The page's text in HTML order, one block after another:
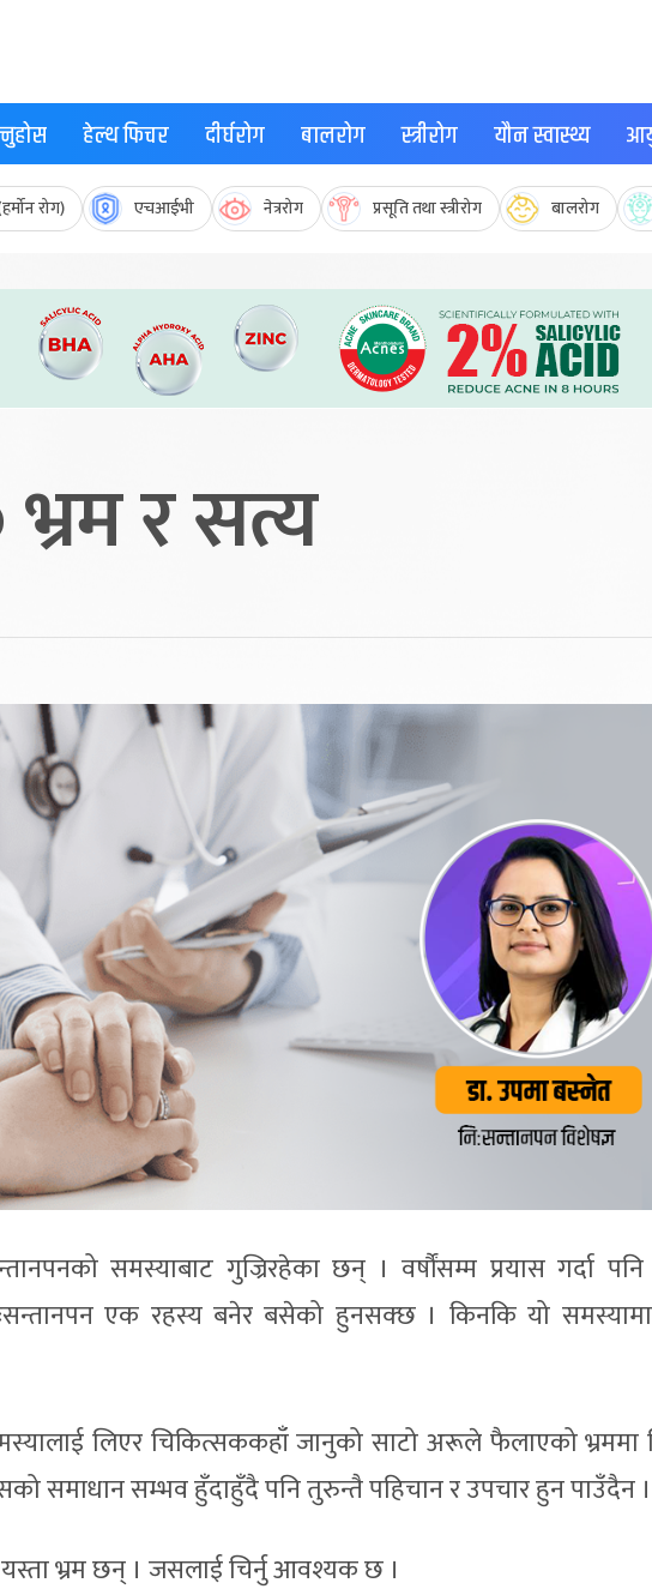
हेल्थ फिचर दीर्घरोग बालरोग स्त्रीरोग यौन स्वास्थ्य
रोग) एचआईभी नेत्ररोग प्रसूति तथा स्त्रीरोग बालरोग
र सत्य
समस्याबाट गुज्रिरहेका छन् । वर्षौंसम्म प्रयास गर्दा
एक रहस्य बनेर बसेको हुनसक्छ । किनकि यो
लिएर चिकित्सककहाँ जानुको साटो अरूले फैलाएको भ्रममा
समाधान सम्भव हुँदाहुँदै पनि तुरुन्तै पहिचान र उपचार हुन पाउँदैन ।
भ्रम छन् । जसलाई चिर्नु आवश्यक छ ।